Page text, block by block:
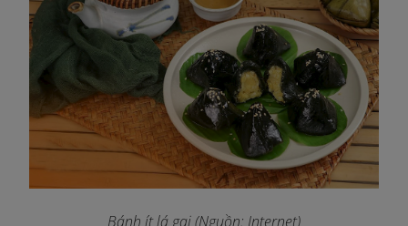
Bánh ít lá gai(Nguồn: Internet)